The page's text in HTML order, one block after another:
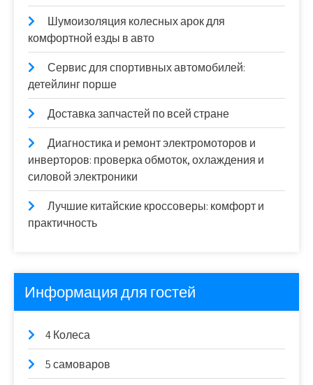
Шумоизоляция колесных арок для
комфортной езды в авто
Сервис для спортивных автомобилей:
детейлинг порше
Доставка запчастей по всей стране
Диагностика и ремонт электромоторов и
инверторов: проверка обмоток, охлаждения и
силовой электроники
Лучшие китайские кроссоверы: комфорт и
практичность
Информация для гостей
4 Колеса
5 самоваров